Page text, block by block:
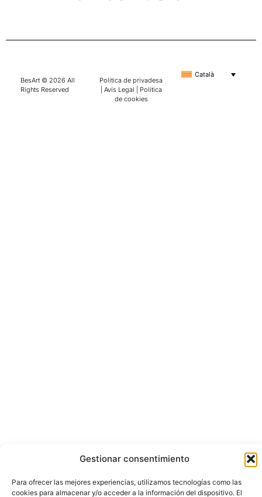
Gestionar consentimiento
Para ofrecer las mejores experiencias, utilizamos tecnologías como las
cookies para almacenar y/o acceder a la información del dispositivo. El
BesArt © 2026 All
Rights Reserved
Política de privadesa
Avís Legal
Política
de cookies
Català